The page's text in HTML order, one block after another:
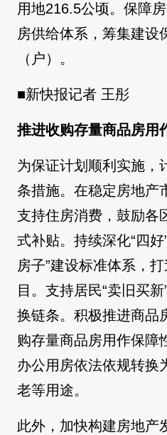
用地216.5公顷。保障
房供给体系，筹集建设
（户）。
■新快报记者 王彤
推进收购存量商品房用
为保证计划顺利实施，
条措施。在稳定房地产
支持住房消费，鼓励各
式补贴。持续深化“四
房子”建设标准体系，
目。支持居民“卖旧买
换链条。积极推进商品
购存量商品房用作保障
办公用房依法依规转换
老等用途。
此外，加快构建房地产